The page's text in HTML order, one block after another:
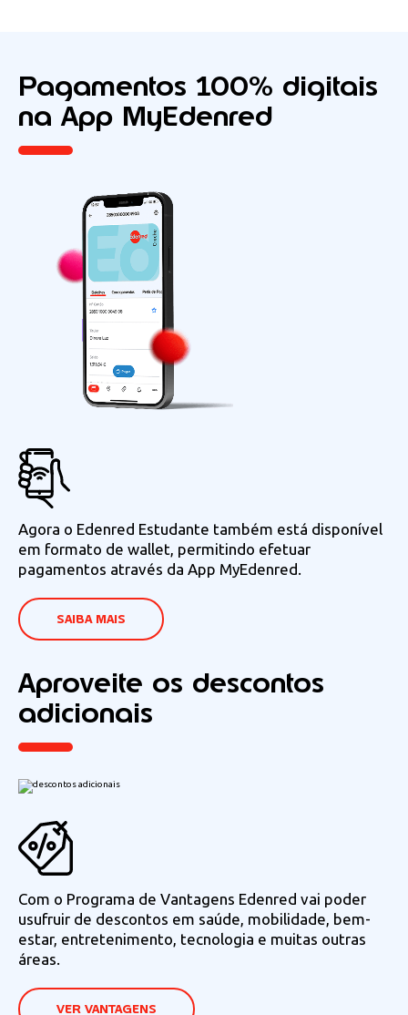
Pagamentos 100% digitais
na App MyEdenred
Agora o Edenred Estudante também está disponível
em formato de wallet, permitindo efetuar
pagamentos através da App MyEdenred.
SAIBA MAIS
Aproveite os descontos
adicionais
Com o Programa de Vantagens Edenred vai poder
usufruir de descontos em saúde, mobilidade, bem-
estar, entretenimento, tecnologia e muitas outras
áreas.
VER VANTAGENS